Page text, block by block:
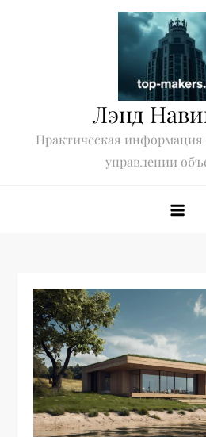
Лэнд
Практическая информация
управлении